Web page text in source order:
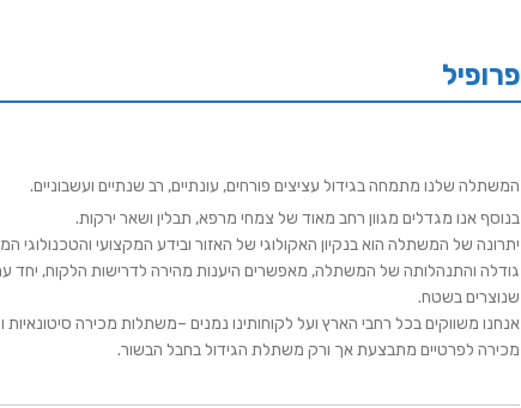
פרופיל
המשתלה שלנו מתמחה בגידול עציצים פורחים, עונתיים, רב שנתיים ועשבוניים.
בנוסף אנו מגדלים מגוון רחב מאוד של צמחי מרפא, תבלין ושאר ירקות.
יתרונה של המשתלה הוא בנקיון האקולוגי של האזור ובידע המקצועי והטכנולוגי
גודלה והתנהלותה של המשתלה, מאפשרים היענות מהירה לדרישות הלקוח, יחד
שנוצרים בשטח.
אנחנו משווקים בכל רחבי הארץ ועל לקוחותינו נמנים –משתלות מכירה סיטונאיות
מכירה לפרטיים מתבצעת אך ורק משתלת הגידול בחבל הבשור.